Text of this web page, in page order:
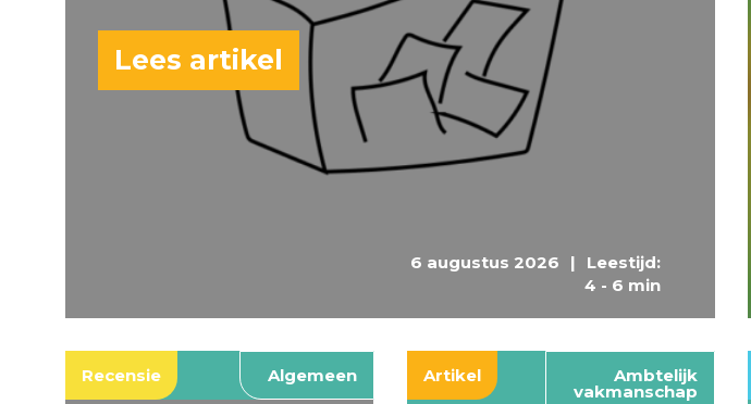
6 augustus 2026 |
Leestijd:
4 - 6 min
Lees artikel
Recensie Algemeen Artikel Ambtelijk
vakmanschap